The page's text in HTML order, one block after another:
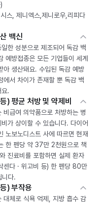
스, 제니엑스,제니로우,리피다
백신
한 성분으로 제조되어 독감 백
예방접종은 모든 기업들이 세계
아 생산돼요. 수입된 독감 예방
에서 차이가 존재할 뿐 독감 백
.
) 평균 처방 및 약제비
비급여 의약품으로 처방하는 병
가 상이할 수 있습니다. 다이어
노보노디스트 사에 따르면 현재
한 펜당 약 37만 2천원으로 책
진료비를 포함하면 실제 환자
센다 · 위고비 등) 한 펜당 80만
다.
) 부작용
대체로 식욕 억제, 지방 흡수 감